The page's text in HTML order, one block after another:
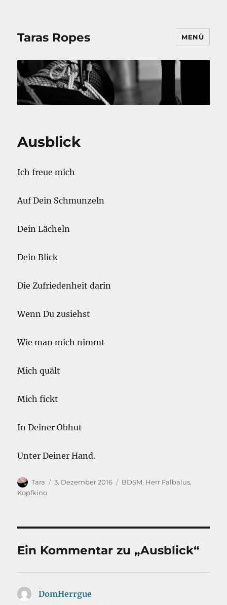
Taras Ropes MENÜ
Ausblick
Ich freue mich
Auf Dein Schmunzeln
Dein Lächeln
Dein Blick
Die Zufriedenheit darin
Wenn Du zusiehst
Wie man mich nimmt
Mich quält
Mich fickt
In Deiner Obhut
Unter Deiner Hand.
Autor
Tara
Veröffentlicht
3. Dezember 2016 Kategorien
BDSM, Herr Falbalus,
Kopfkino
Ein Kommentar zu „Ausblick“
DomHerrgue